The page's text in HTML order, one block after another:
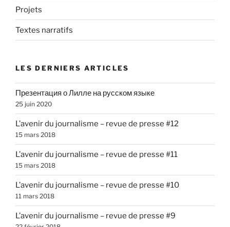
Projets
Textes narratifs
LES DERNIERS ARTICLES
Презентация о Лилле на русском языке
25 juin 2020
L’avenir du journalisme – revue de presse #12
15 mars 2018
L’avenir du journalisme – revue de presse #11
15 mars 2018
L’avenir du journalisme – revue de presse #10
11 mars 2018
L’avenir du journalisme – revue de presse #9